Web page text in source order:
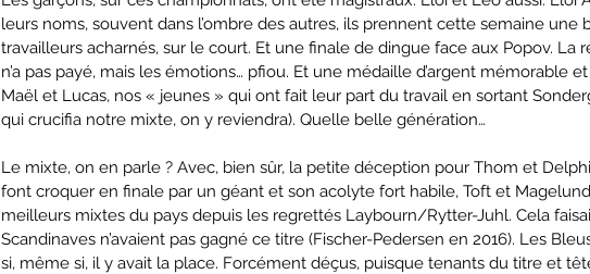
leurs noms, souvent dans l’ombre des autres, ils prennent cette semaine une
travailleurs acharnés, sur le court. Et une finale de dingue face aux Popov. La
n’a pas payé, mais les émotions… pfiou. Et une médaille d’argent mémorable
Maël et Lucas, nos « jeunes » qui ont fait leur part du travail en sortant
qui crucifia notre mixte, on y reviendra). Quelle belle génération…
Le mixte, on en parle ? Avec, bien sûr, la petite déception pour Thom et
font croquer en finale par un géant et son acolyte fort habile, Toft et
meilleurs mixtes du pays depuis les regrettés Laybourn/Rytter-Juhl. Cela
Scandinaves n’avaient pas gagné ce titre (Fischer-Pedersen en 2016). Les
si, même si, il y avait la place. Forcément déçus, puisque tenants du titre et